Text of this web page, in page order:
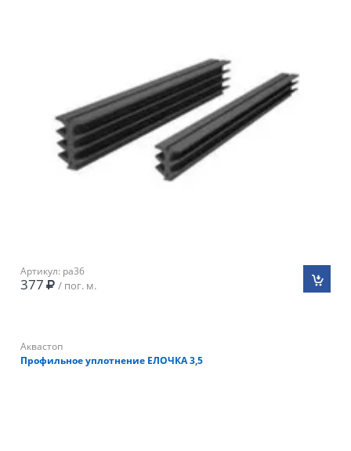
Артикул: pa36
377 / пог. м.
Аквастоп
Профильное уплотнение ЕЛОЧКА 3,5